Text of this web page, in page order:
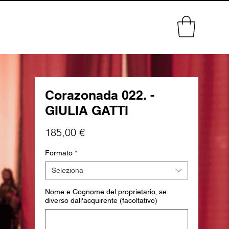
Corazonada 022. -
GIULIA GATTI
185,00 €Prezzo
Formato *
Seleziona
Nome e Cognome del proprietario, se
diverso dall'acquirente (facoltativo)